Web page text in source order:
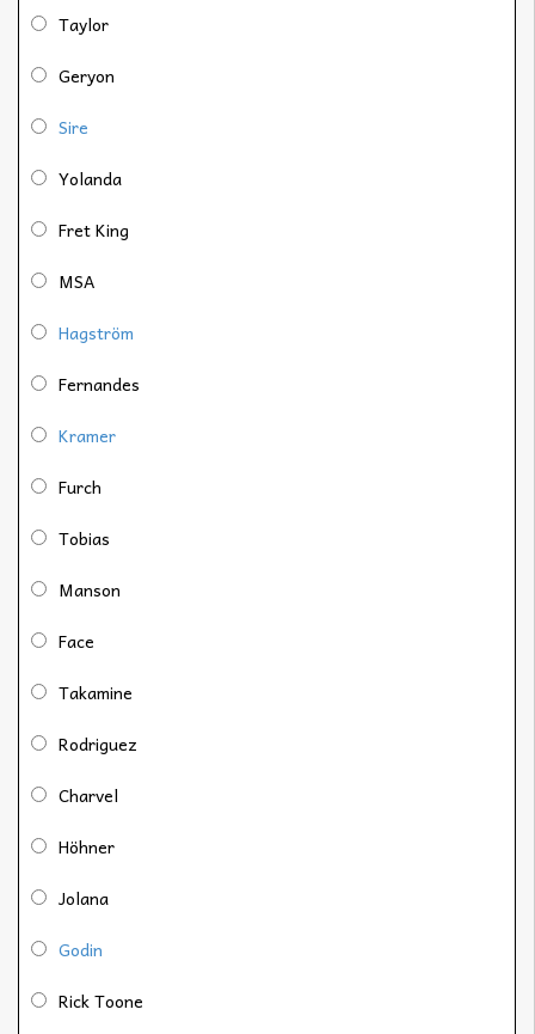
Taylor
Geryon
Sire
Yolanda
Fret King
MSA
Hagström
Fernandes
Kramer
Furch
Tobias
Manson
Face
Takamine
Rodriguez
Charvel
Höhner
Jolana
Godin
Rick Toone